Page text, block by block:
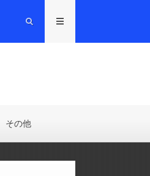
その他